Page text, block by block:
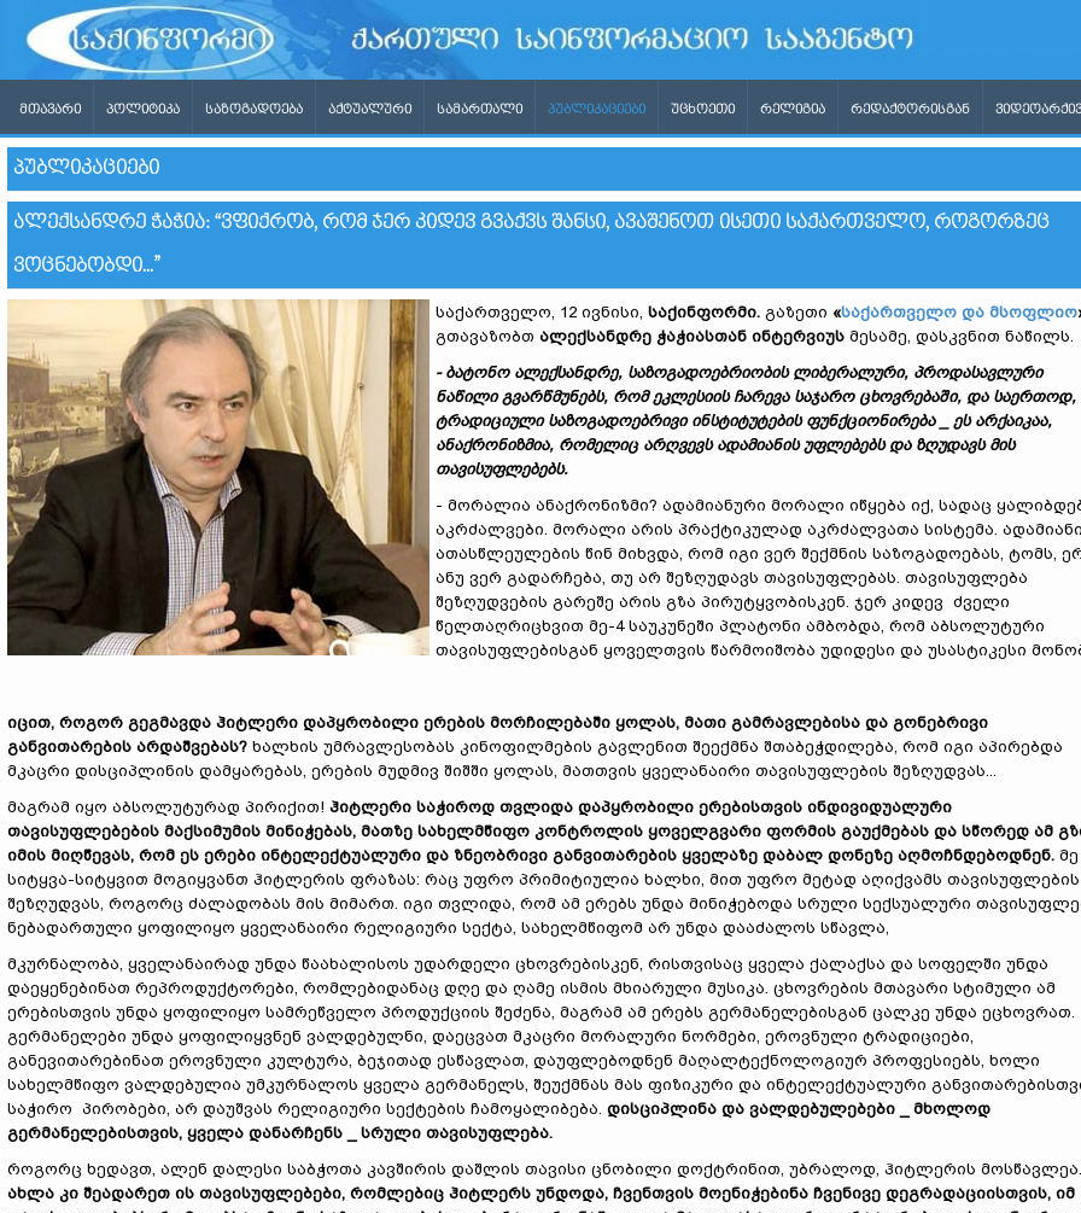
ᲛᲗᲐᲕᲐᲠᲘ ᲞᲝᲚᲘᲢᲘᲙᲐ ᲡᲐᲖᲝᲒᲐᲓᲝᲔᲑᲐ ᲐᲥᲢᲣᲐᲚᲣᲠᲘ ᲡᲐᲛᲐᲠᲗᲐᲚᲘ ᲞᲣᲑᲚᲘᲙᲐᲪᲘᲔᲑᲘ ᲣᲪᲮᲝᲔᲗᲘ ᲠᲔᲚᲘᲒᲘᲐ ᲠᲔᲓᲐᲥᲢᲝᲠᲘᲡᲒᲐᲜ
ᲞᲣᲑᲚᲘᲙᲐᲪᲘᲔᲑᲘ
ᲐᲚᲔᲥᲡᲐᲜᲓᲠᲔ ᲭᲐᲭᲘᲐ: “ᲕᲤᲘᲥᲠᲝᲑ, ᲠᲝᲛ ᲯᲔᲠ ᲙᲘᲓᲔᲕ ᲒᲕᲐᲥᲕᲡ ᲨᲐᲜᲡᲘ, ᲐᲕᲐᲨᲔᲜᲝᲗ ᲘᲡᲔᲗᲘ ᲡᲐᲥᲐᲠᲗᲕᲔᲚᲝ, ᲠᲝᲒᲝᲠᲖᲔᲪ
ᲕᲝᲪᲜᲔᲑᲝᲑᲓᲘ...”
საქართველო, 12 ივნისი, საქინფორმი. გაზეთი «საქართველო და მსოფლიო
გთავაზობთ ალექსანდრე ჭაჭიასთან ინტერვიუს მესამე, დასკვნით ნაწილს.
- ბატონო ალექსანდრე, საზოგადოებრიობის ლიბერალური, პროდასავლური
ნაწილი გვარწმუნებს, რომ ეკლესიის ჩარევა საჯარო ცხოვრებაში, და საერთოდ,
ტრადიციული საზოგადოებრივი ინსტიტუტების ფუნქციონირება _ ეს არქაიკაა,
ანაქრონიზმია, რომელიც არღვევს ადამიანის უფლებებს და ზღუდავს მის
თავისუფლებებს.
- მორალია ანაქრონიზმი? ადამიანური მორალი იწყება იქ, სადაც
აკრძალვები. მორალი არის პრაქტიკულად აკრძალვათა სისტემა. ადამიანი
ათასწლეულების წინ მიხვდა, რომ იგი ვერ შექმნის საზოგადოებას, ტომს,
ანუ ვერ გადარჩება, თუ არ შეზღუდავს თავისუფლებას. თავისუფლება
შეზღუდვების გარეშე არის გზა პირუტყვობისკენ. ჯერ კიდევ ძველი
წელთაღრიცხვით მე-4 საუკუნეში პლატონი ამბობდა, რომ აბსოლუტური
თავისუფლებისგან ყოველთვის წარმოიშობა უდიდესი და უსასტიკესი
იცით, როგორ გეგმავდა ჰიტლერი დაპყრობილი ერების მორჩილებაში ყოლას, მათი გამრავლებისა და გონებრივი
განვითარების არდაშვებას? ხალხის უმრავლესობას კინოფილმების გავლენით შეექმნა შთაბეჭდილება, რომ იგი აპირებდა
მკაცრი დისციპლინის დამყარებას, ერების მუდმივ შიშში ყოლას, მათთვის ყველანაირი თავისუფლების შეზღუდვას...
მაგრამ იყო აბსოლუტურად პირიქით! ჰიტლერი საჭიროდ თვლიდა დაპყრობილი ერებისთვის ინდივიდუალური
თავისუფლებების მაქსიმუმის მინიჭებას, მათზე სახელმწიფო კონტროლის ყოველგვარი ფორმის გაუქმებას და სწორედ ამ
იმის მიღწევას, რომ ეს ერები ინტელექტუალური და ზნეობრივი განვითარების ყველაზე დაბალ დონეზე აღმოჩნდებოდნენ. მე
სიტყვა-სიტყვით მოგიყვანთ ჰიტლერის ფრაზას: რაც უფრო პრიმიტიულია ხალხი, მით უფრო მეტად აღიქვამს თავისუფლების
შეზღუდვას, როგორც ძალადობას მის მიმართ. იგი თვლიდა, რომ ამ ერებს უნდა მინიჭებოდა სრული სექსუალური
ნებადართული ყოფილიყო ყველანაირი რელიგიური სექტა, სახელმწიფომ არ უნდა დააძალოს სწავლა,
მკურნალობა, ყველანაირად უნდა წაახალისოს უდარდელი ცხოვრებისკენ, რისთვისაც ყველა ქალაქსა და სოფელში უნდა
დაეყენებინათ რეპროდუქტორები, რომლებიდანაც დღე და ღამე ისმის მხიარული მუსიკა. ცხოვრების მთავარი სტიმული ამ
ერებისთვის უნდა ყოფილიყო სამრეწველო პროდუქციის შეძენა, მაგრამ ამ ერებს გერმანელებისგან ცალკე უნდა ეცხოვრათ.
გერმანელები უნდა ყოფილიყვნენ ვალდებულნი, დაეცვათ მკაცრი მორალური ნორმები, ეროვნული ტრადიციები,
განევითარებინათ ეროვნული კულტურა, ბეჯითად ესწავლათ, დაუფლებოდნენ მაღალტექნოლოგიურ პროფესიებს, ხოლი
სახელმწიფო ვალდებულია უმკურნალოს ყველა გერმანელს, შეუქმნას მას ფიზიკური და ინტელექტუალური
საჭირო პირობები, არ დაუშვას რელიგიური სექტების ჩამოყალიბება. დისციპლინა და ვალდებულებები _ მხოლოდ
გერმანელებისთვის, ყველა დანარჩენს _ სრული თავისუფლება.
როგორც ხედავთ, ალენ დალესი საბჭოთა კავშირის დაშლის თავისი ცნობილი დოქტრინით, უბრალოდ, ჰიტლერის მოსწავლეა.
ახლა კი შეადარეთ ის თავისუფლებები, რომლებიც ჰიტლერს უნდოდა, ჩვენთვის მოენიჭებინა ჩვენივე დეგრადაციისთვის, იმ